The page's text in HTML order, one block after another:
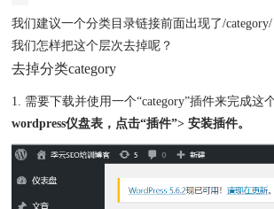
我们建议一个分类目录链接前面出现了/
我们怎样把这个层次去掉呢？
去掉分类category
1. 需要下载并使用一个“category”插件来完成这
wordpress仪盘表，点击“插件”> 安装插件。